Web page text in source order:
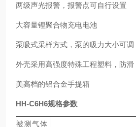
两级声光报警，报警点可自行设置
大容量锂聚合物充电电池
泵吸式采样方式，泵的吸力大小可调
外壳采用高强度特殊工程塑料，防
美高档的铝合金手提箱
HH-C6H6规格参数
被测气体